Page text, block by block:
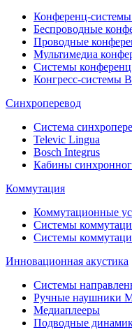
Конференц-
Беспроводные
Проводные
Мультимедиа
Системы конференц
Конгресс-системы
Синхроперевод
Система
Televic Lingua
Bosch Integrus
Кабины
Коммутация
Коммутационные
Системы
Системы
Инновационная акустика
Системы
Ручные наушники
Медиаплееры
Подводные